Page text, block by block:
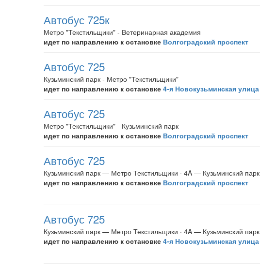
Автобус 725к
Метро "Текстильщики" - Ветеринарная академия
идет по направлению к остановке Волгоградский проспект
Автобус 725
Кузьминский парк - Метро "Текстильщики"
идет по направлению к остановке 4-я Новокузьминская улица
Автобус 725
Метро "Текстильщики" - Кузьминский парк
идет по направлению к остановке Волгоградский проспект
Автобус 725
Кузьминский парк — Метро Текстильщики · 4A — Кузьминский парк
идет по направлению к остановке Волгоградский проспект
Автобус 725
Кузьминский парк — Метро Текстильщики · 4A — Кузьминский парк
идет по направлению к остановке 4-я Новокузьминская улица